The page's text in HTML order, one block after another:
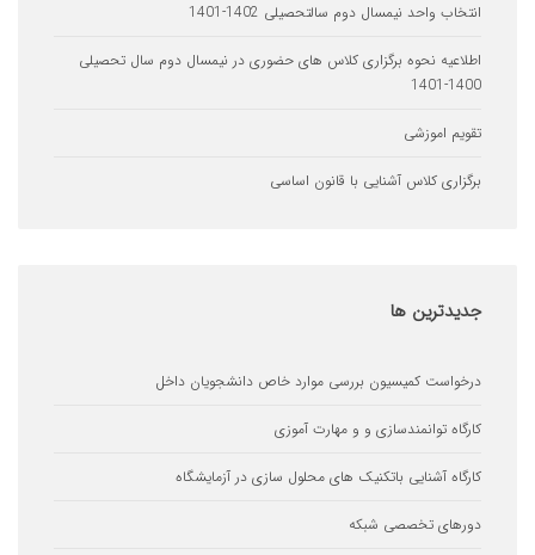
واحد نیمسال دوم سالتحصیلی 1402-1401
نحوه برگزاری کلاس های حضوری در نیمسال دوم سال تحصیلی
کلاس آشنایی با قانون اساسی
ها
کمیسیون بررسی موارد خاص دانشجویان داخل
توانمندسازی و و مهارت آموزی
آشنایی باتکنیک های محلول سازی در آزمایشگاه
تخصصی شبکه